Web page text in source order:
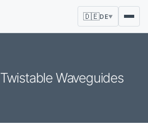
🇩🇪DE▼
Waveguides